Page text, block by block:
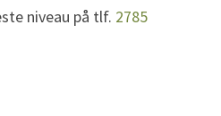
niveau på tlf. 2785